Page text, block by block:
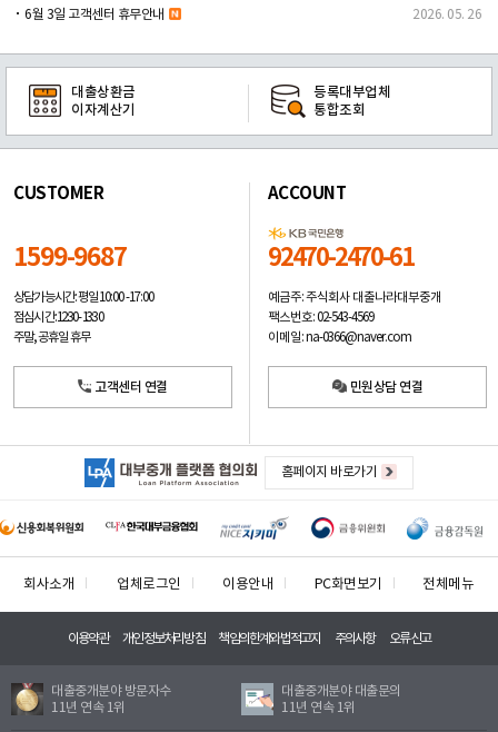
6월 3일 고객센터 휴무안내 2026. 05. 26
대출상환금
이자계산기
등록대부업체
통합조회
CUSTOMER
1599-9687
상담가능시간: 평일10:00 -17:00
점심시간: 12:30 - 13:30
주말, 공휴일 휴무
고객센터 연결
ACCOUNT
92470-2470-61
예금주: 주식회사 대출나라대부중개
팩스번호: 02-543-4569
이메일: na-0366@naver.com
민원상담 연결
홈페이지 바로가기
회사소개 업체로그인 이용안내 PC화면보기 전체메뉴
이용약관 개인정보처리방침 책임의한계와법적고지 주의사항 오류신고
대출중개분야 방문자수
11년 연속 1위
대출중개분야 대출문의
11년 연속 1위